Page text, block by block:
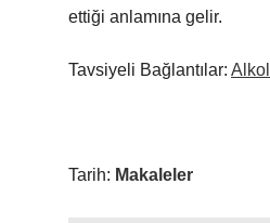
ettiği anlamına gelir.
Tavsiyeli Bağlantılar:
Tarih: Makaleler